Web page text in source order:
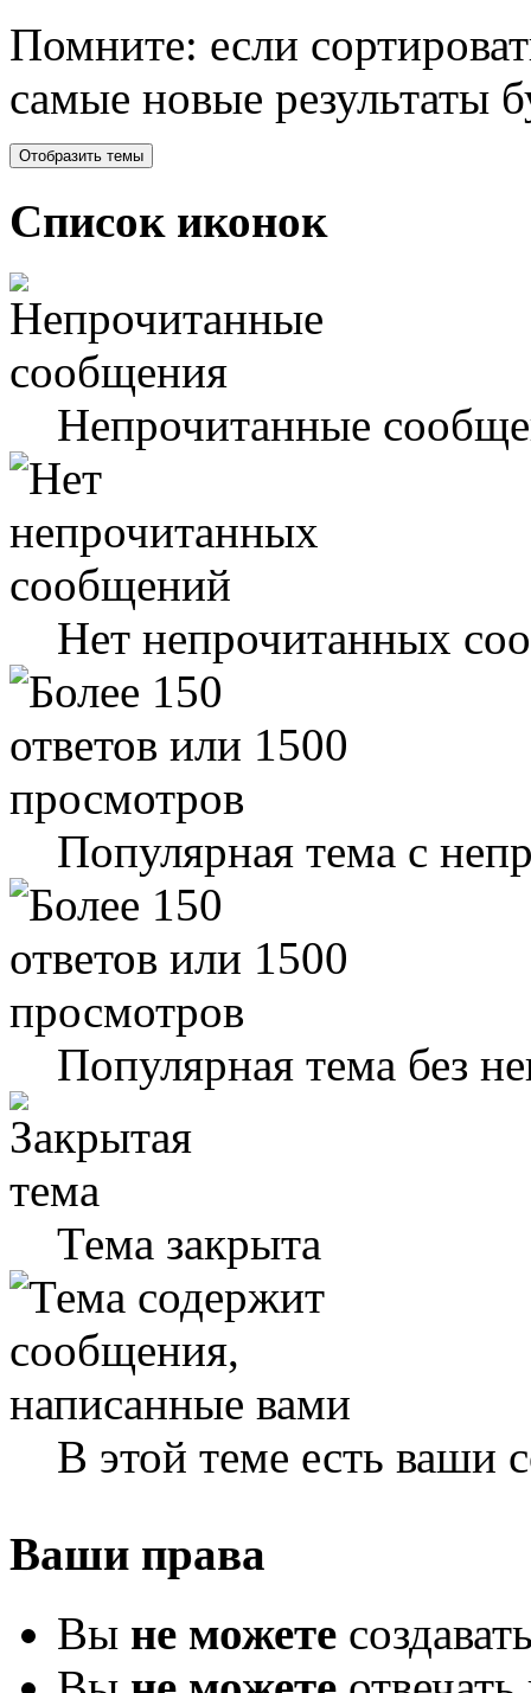
Помните: если
самые новые результаты
Список иконок
Непрочитанные
Нет непрочитанных
Популярная тема с
Популярная тема без
Тема закрыта
В этой теме есть ваши
Ваши права
Вы не можете